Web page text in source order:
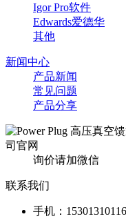
Igor Pro软件
Edwards爱德华
其他
新闻中心
产品新闻
常见问题
产品分享
询价请加微信
联系我们
手机：15301310116